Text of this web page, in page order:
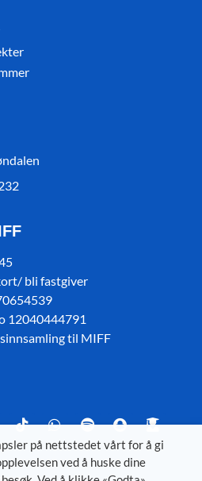
bli fastgiver
12040444791
til MIFF
på nettstedet vårt for å gi
ved å huske dine